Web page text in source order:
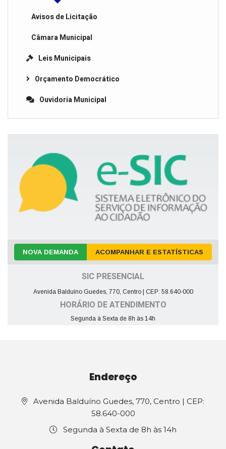
Avisos de Licitação
Câmara Municipal
Leis Municipais
Orçamento Democrático
Ouvidoria Municipal
NOVA DEMANDA ACOMPANHAR E ESTATÍSTICAS
SIC PRESENCIAL
Avenida Balduíno Guedes, 770, Centro | CEP: 58.640-000
HORÁRIO DE ATENDIMENTO
Segunda à Sexta de 8h às 14h
Endereço
Avenida Balduíno Guedes, 770, Centro | CEP:
58.640-000
Segunda à Sexta de 8h às 14h